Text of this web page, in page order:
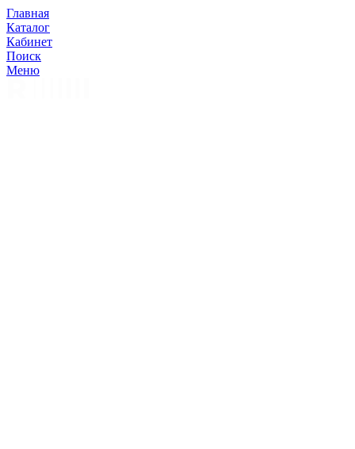
Главная
Каталог
Кабинет
Поиск
Меню